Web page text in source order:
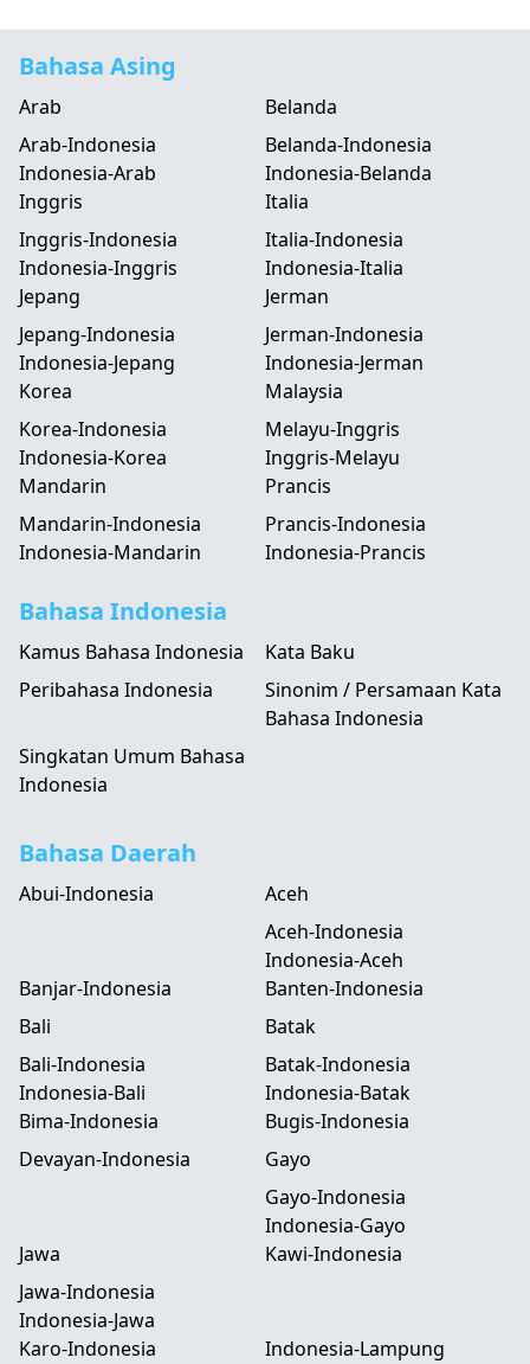
Bahasa Asing
Arab
Arab-Indonesia
Indonesia-Arab
Belanda
Belanda-Indonesia
Indonesia-Belanda
Inggris
Inggris-Indonesia
Indonesia-Inggris
Italia
Italia-Indonesia
Indonesia-Italia
Jepang
Jepang-Indonesia
Indonesia-Jepang
Jerman
Jerman-Indonesia
Indonesia-Jerman
Korea
Korea-Indonesia
Indonesia-Korea
Malaysia
Melayu-Inggris
Inggris-Melayu
Mandarin
Mandarin-Indonesia
Indonesia-Mandarin
Prancis
Prancis-Indonesia
Indonesia-Prancis
Bahasa Indonesia
Kamus Bahasa Indonesia
Kata Baku
Peribahasa Indonesia
Sinonim / Persamaan Kata
Bahasa Indonesia
Singkatan Umum Bahasa
Indonesia
Bahasa Daerah
Abui-Indonesia
Aceh
Aceh-Indonesia
Indonesia-Aceh
Banjar-Indonesia
Banten-Indonesia
Bali
Bali-Indonesia
Indonesia-Bali
Batak
Batak-Indonesia
Indonesia-Batak
Bima-Indonesia
Bugis-Indonesia
Devayan-Indonesia
Gayo
Gayo-Indonesia
Indonesia-Gayo
Jawa
Jawa-Indonesia
Indonesia-Jawa
Kawi-Indonesia
Karo-Indonesia
Indonesia-Lampung